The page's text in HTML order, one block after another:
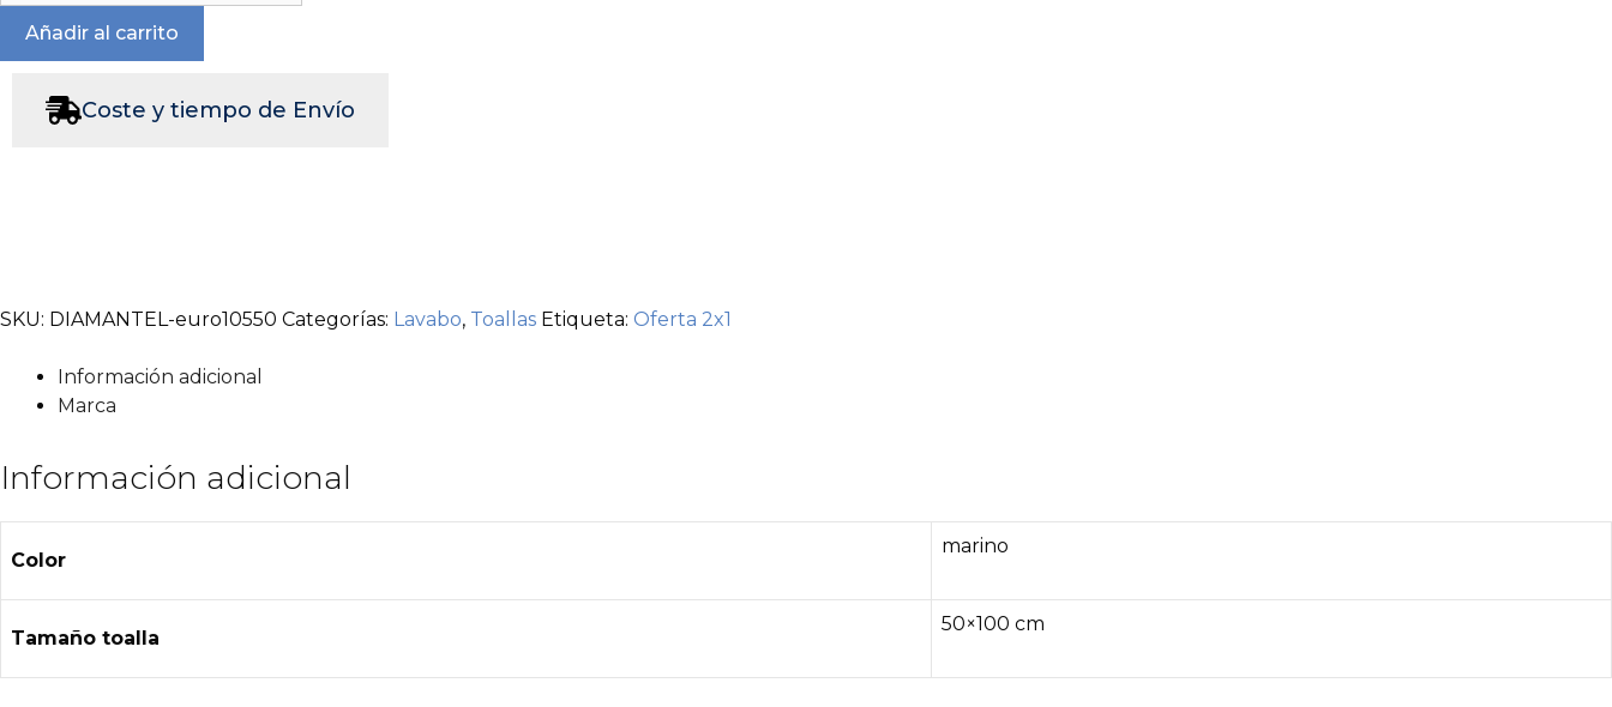
Añadir al carrito
Coste y tiempo de Envío
SKU: DIAMANTEL-euro10550 Categorías: Lavabo, Toallas Etiqueta: Oferta 2x1
Información adicional
Marca
Información adicional
Color
marino
Tamaño toalla
50×100 cm